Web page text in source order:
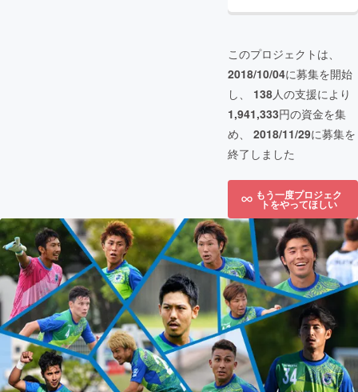
このプロジェクトは、
2018/10/04に募集を開始
し、 138人の支援により
1,941,333円の資金を集
め、 2018/11/29に募集を
終了しました
もう一度プロジェク
トをやってほしい